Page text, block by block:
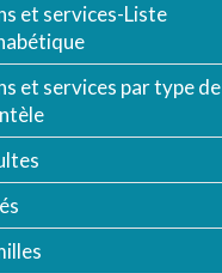
et services-Liste
et services par type de